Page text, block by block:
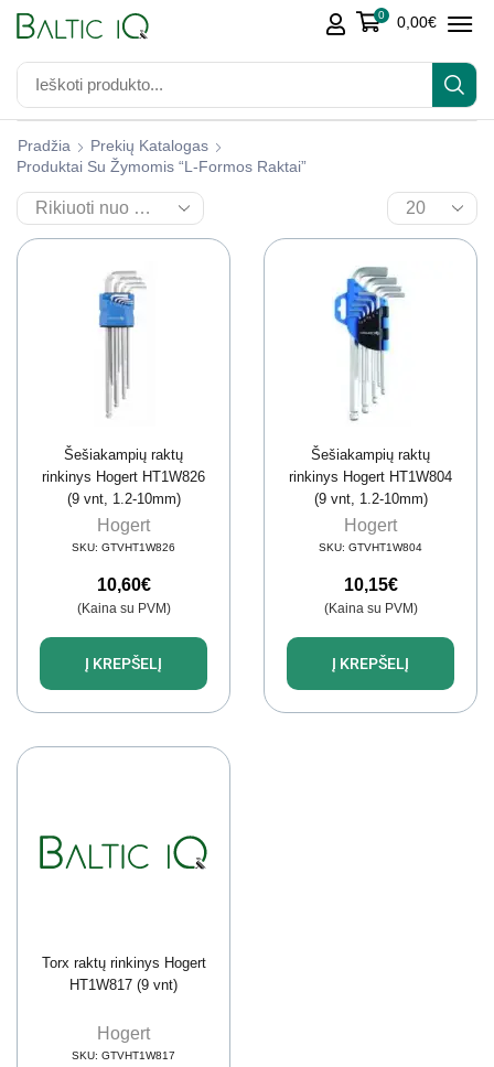
0 0,00€
Pradžia
Prekių Katalogas
Produktai Su Žymomis “L-Formos Raktai”
Šešiakampių raktų
rinkinys Hogert HT1W826
(9 vnt, 1.2-10mm)
Hogert
SKU: GTVHT1W826
10,60€
(Kaina su PVM)
Į KREPŠELĮ
Šešiakampių raktų
rinkinys Hogert HT1W804
(9 vnt, 1.2-10mm)
Hogert
SKU: GTVHT1W804
10,15€
(Kaina su PVM)
Į KREPŠELĮ
Torx raktų rinkinys Hogert
HT1W817 (9 vnt)
Hogert
SKU: GTVHT1W817